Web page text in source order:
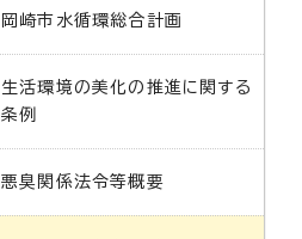
岡崎市水循環総合計画
生活環境の美化の推進に関する
条例
悪臭関係法令等概要